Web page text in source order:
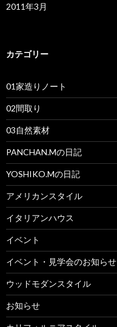
2011年3月
カテゴリー
01家造りノート
02間取り
03自然素材
PANCHAN.Mの日記
YOSHIKO.Mの日記
アメリカンスタイル
イタリアンハウス
イベント
イベント・見学会のお知らせ
ウッドモダンスタイル
お知らせ